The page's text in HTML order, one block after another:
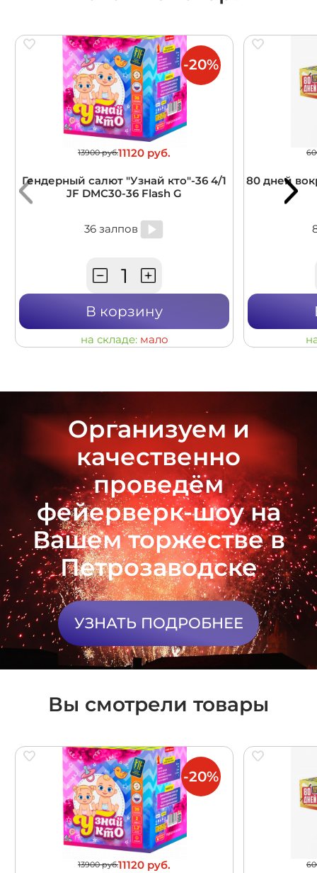
13900 руб.11120 руб.
Гендерный салют "Узнай кто"-36 4/1
JF DMC30-36 Flash G
36 залпов
В корзину
на складе: мало
-20%
80 дней
Организуем и
качественно
проведём
фейерверк-шоу на
Вашем торжестве в
Петрозаводске
УЗНАТЬ ПОДРОБНЕЕ
Вы смотрели товары
13900 руб.11120 руб.
-20%